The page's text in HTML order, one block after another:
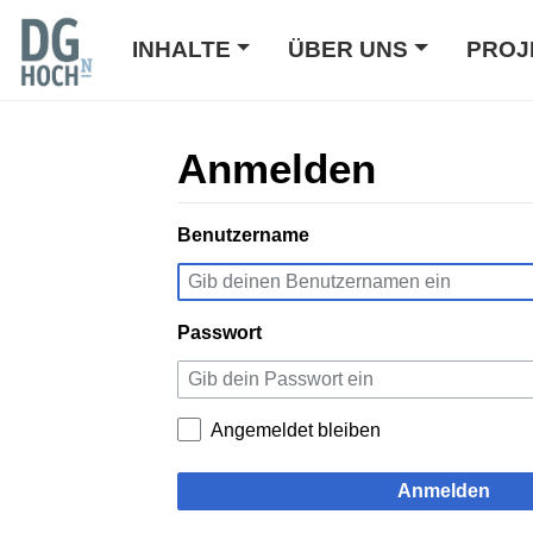
INHALTE ÜBER UNS
Anmelden
Wechseln zu:Navigation
Benutzername
Passwort
Angemeldet bleiben
Anmelden